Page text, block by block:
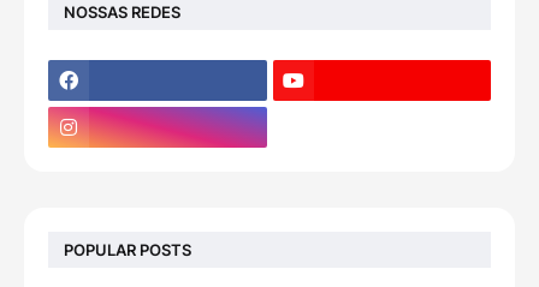
NOSSAS REDES
POPULAR POSTS